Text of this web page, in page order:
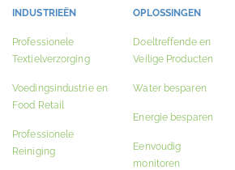
INDUSTRIEËN
Professionele
Textielverzorging
Voedingsindustrie en
Food Retail
Professionele
Reiniging
OPLOSSINGEN
Doeltreffende en
Veilige Producten
Water besparen
Energie besparen
Eenvoudig
monitoren